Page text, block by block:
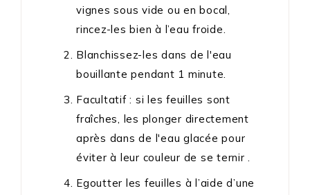
vignes sous vide ou en bocal,
rincez-les bien à l’eau froide.
Blanchissez-les dans de l'eau
bouillante pendant 1 minute.
Facultatif : si les feuilles sont
fraîches, les plonger directement
après dans de l'eau glacée pour
éviter à leur couleur de se ternir .
Egoutter les feuilles à l’aide d’une